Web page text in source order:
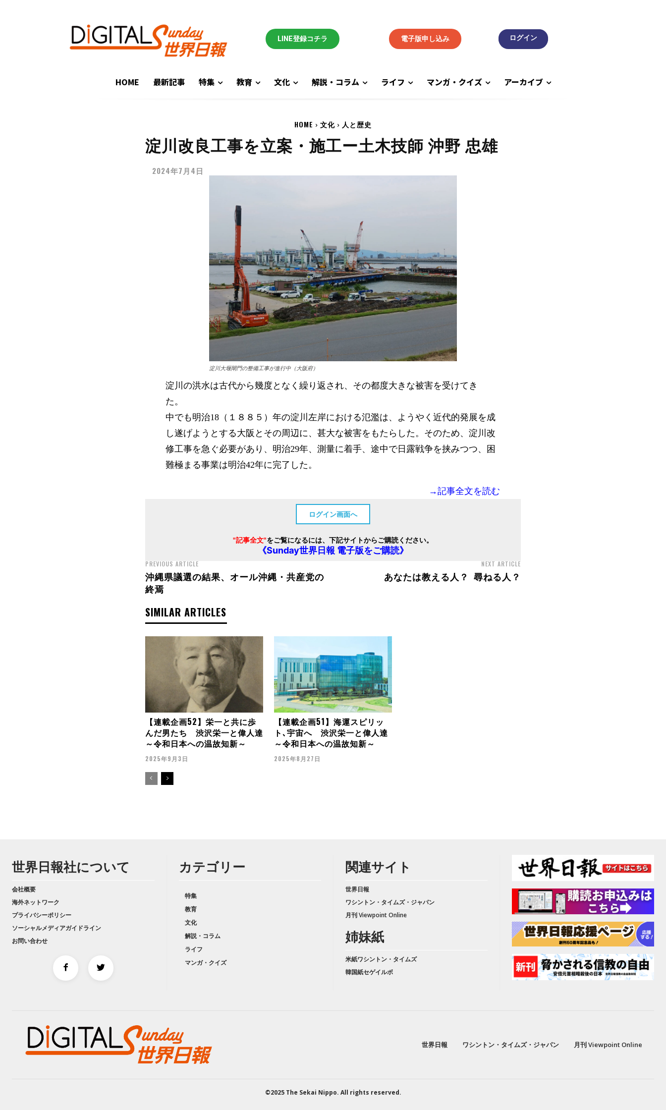
LINE登録コチラ 電子版申し込み
HOME 最新記事 特集 教育 文化 解説・コラム ライフ マンガ・クイズ アーカイブ
HOME 文化 人と歴史
淀川改良工事を立案・施工ー土木技師 沖野 忠雄
2024年7月4日
淀川大堰閘門の整備工事が進行中（大阪府）
淀川の洪水は古代から幾度となく繰り返され、その都度大きな被害を受けてき
た。
中でも明治18（１８８５）年の淀川左岸における氾濫は、ようやく近代的発展を成
し遂げようとする大阪とその周辺に、甚大な被害をもたらした。そのため、淀川改
修工事を急ぐ必要があり、明治29年、測量に着手、途中で日露戦争を挟みつつ、困
難極まる事業は明治42年に完了した。
→記事全文を読む
ログイン画面へ
"記事全文"をご覧になるには、下記サイトからご購読ください。
《Sunday世界日報 電子版をご購読》
PREVIOUS ARTICLE
沖縄県議選の結果、オール沖縄・共産党の
終焉
NEXT ARTICLE
あなたは教える人？ 尋ねる人？
SIMILAR ARTICLES
【連載企画52】栄一と共に歩
んだ男たち 渋沢栄一と偉人達
～令和日本への温故知新～
2025年9月3日
【連載企画51】海運スピリッ
ト､宇宙へ 渋沢栄一と偉人達
～令和日本への温故知新～
2025年8月27日
世界日報社について
会社概要
海外ネットワーク
プライバシーポリシー
ソーシャルメディアガイドライン
お問い合わせ
カテゴリー
特集
教育
文化
解説・コラム
ライフ
マンガ・クイズ
関連サイト
世界日報
ワシントン・タイムズ・ジャパン
月刊 Viewpoint Online
姉妹紙
米紙ワシントン・タイムズ
韓国紙セゲイルボ
世界日報 ワシントン・タイムズ・ジャパン 月刊 Viewpoint Online
©2025 The Sekai Nippo. All rights reserved.